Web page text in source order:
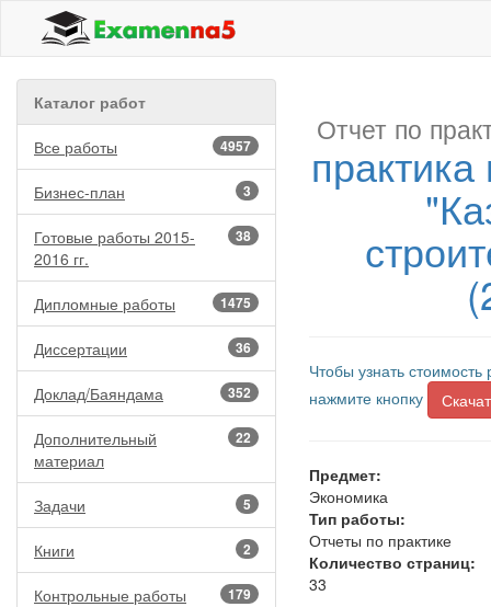
Каталог работ
4957
Все работы
3
Бизнес-план
38
Готовые работы 2015-
2016 гг.
1475
Дипломные работы
36
Диссертации
352
Доклад/Баяндама
22
Дополнительный
материал
5
Задачи
2
Книги
179
Контрольные работы
Отчет по
Чтобы узнать
нажмите кнопку
Предмет:
Экономика
Тип работы:
Отчеты по практике
Количество страниц:
33